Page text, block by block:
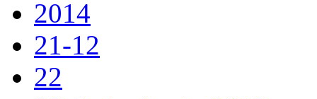
2014
21-12
22